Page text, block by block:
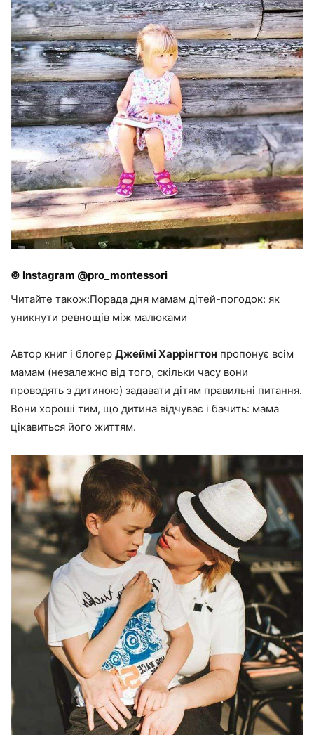
© Instagram @pro_montessori
Читайте також:Порада дня мамам дітей-погодок: як
уникнути ревнощів між малюками
Автор книг і блогер Джеймі Харрінгтон пропонує всім
мамам (незалежно від того, скільки часу вони
проводять з дитиною) задавати дітям правильні питання.
Вони хороші тим, що дитина відчуває і бачить: мама
цікавиться його життям.